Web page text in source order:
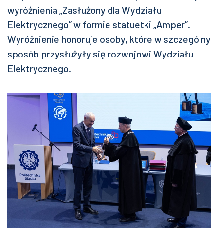
wyróżnienia „Zasłużony dla Wydziału
Elektrycznego” w formie statuetki „Amper”.
Wyróżnienie honoruje osoby, które w szczególny
sposób przysłużyły się rozwojowi Wydziału
Elektrycznego.